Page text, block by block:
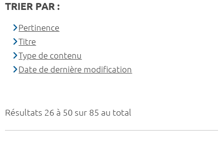
Résultats 26 à 50 sur 85 au total
TRIER PAR :
Pertinence
Titre
Type de contenu
Date de dernière modification